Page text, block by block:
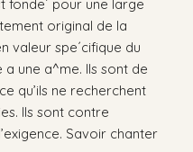
fonde´ pour une large
original de la
valeur spe´cifique du
une a^me. Ils sont de
qu’ils ne recherchent
Ils sont contre
Savoir chanter